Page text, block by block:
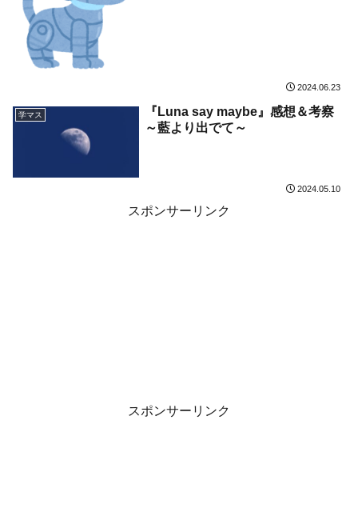
2024.06.23
学マス
『Luna say maybe』感想＆考察
～藍より出でて～
2024.05.10
スポンサーリンク
スポンサーリンク